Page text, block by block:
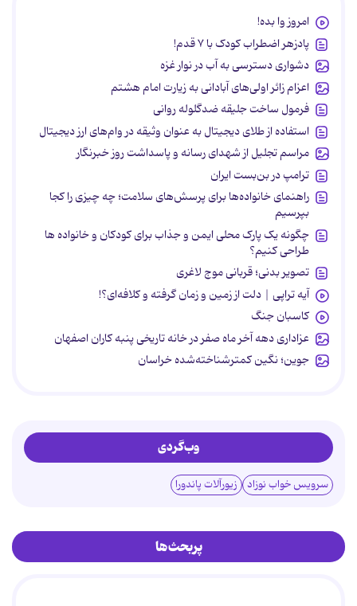
امروز وا بده!
پادزهر اضطراب کودک با ۷ قدم!
دشواری دسترسی به آب در نوار غزه
اعزام زائر اولی‌های آبادانی به زیارت امام هشتم
فرمول ساخت جلیقه ضدگلوله روانی
استفاده از طلای دیجیتال به عنوان وثیقه در وام‌های ارز دیجیتال
مراسم تجلیل از شهدای رسانه و پاسداشت روز خبرنگار
ترامپ در بن‌بست ایران
راهنمای خانواده‌ها برای پرسش‌های سلامت؛ چه چیزی را کجا
بپرسیم
چگونه یک پارک محلی ایمن و جذاب برای کودکان و خانواده ها
طراحی کنیم؟
تصویر بدنی؛ قربانی موج لاغری
آیه تراپی | دلت از زمین و زمان گرفته و کلافه‌ای؟!
کاسبان جنگ
عزاداری دهه آخر ماه صفر در خانه تاریخی پنبه کاران اصفهان
جوین؛ نگین کمترشناخته‌شده خراسان
وب‌گردی
سرویس خواب نوزاد زیورآلات پاندورا
پربحث‌ها